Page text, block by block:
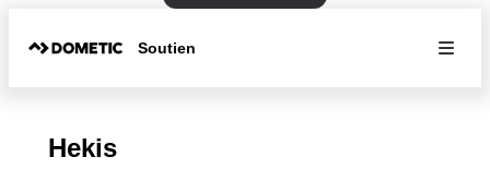
Soutien
Hekis